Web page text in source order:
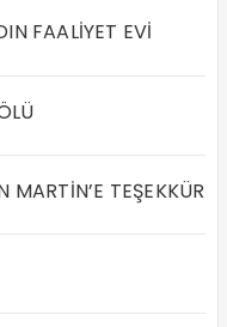
FAALİYET EVİ
MARTİN’E TEŞEKKÜR